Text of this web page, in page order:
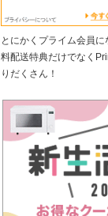
とにかくプライム会員
料配送特典だけでなく
りだくさん！